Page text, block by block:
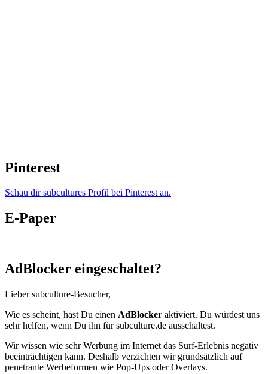
Pinterest
Schau dir subcultures Profil bei Pinterest an.
E-Paper
AdBlocker eingeschaltet?
Lieber subculture-Besucher,
Wie es scheint, hast Du einen AdBlocker aktiviert. Du würdest uns
sehr helfen, wenn Du ihn für subculture.de ausschaltest.
Wir wissen wie sehr Werbung im Internet das Surf-Erlebnis negativ
beeinträchtigen kann. Deshalb verzichten wir grundsätzlich auf
penetrante Werbeformen wie Pop-Ups oder Overlays.